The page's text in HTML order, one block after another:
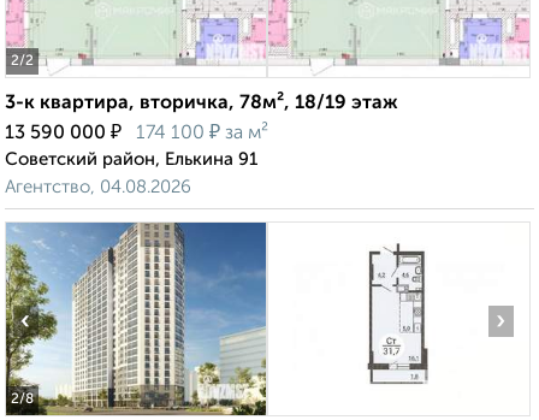
2/2
3-к квартира, вторичка, 78м², 18/19 этаж
13 590 000 ₽ 174 100 ₽ за м²
Советский район, Елькина 91
Агентство, 04.08.2026
2/8
‹ ›